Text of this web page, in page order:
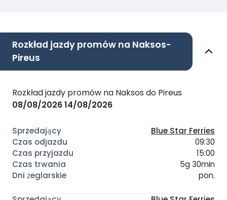
Rozkład jazdy promów na Naksos-
Pireus
Rozkład jazdy promów na Naksos do Pireus
08/08/202614/08/2026
Blue Star Ferries
09:30
15:00
5g 30min
pon.